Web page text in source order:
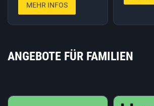
MEHR INFOS
ANGEBOTE FÜR FAMILIEN